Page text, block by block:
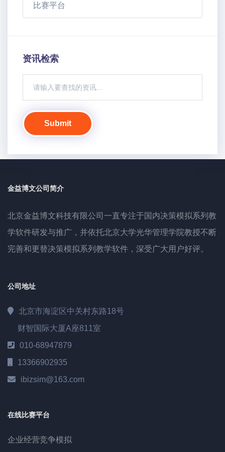
比赛平台
资讯检索
Submit
金益博文公司简介
北京金益博文科技有限公司一直专注于国内决策模拟系列教
学软件研发与推广，并依托北京大学光华管理学院教授不断
完善和更替决策模拟系列教学软件，深受广大用户好评。
公司地址
北京市海淀区中关村东路18号
财智国际大厦A座811室
010-68947879
13366902935
ibizsim@163.com
在线比赛平台
企业经营竞争模拟